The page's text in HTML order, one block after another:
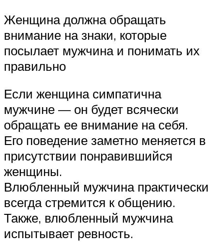
Женщина должна обращать
внимание на знаки, которые
посылает мужчина и понимать их
правильно
Если женщина симпатична
мужчине — он будет всячески
обращать ее внимание на себя.
Его поведение заметно меняется в
присутствии понравившийся
женщины.
Влюбленный мужчина практически
всегда стремится к общению.
Также, влюбленный мужчина
испытывает ревность.